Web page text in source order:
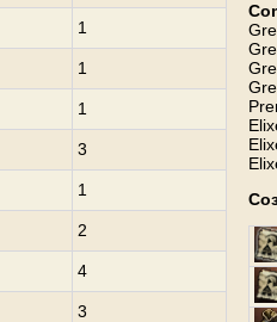
1
1
1
3
1
2
4
3